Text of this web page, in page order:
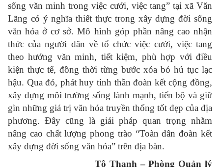
sống văn minh trong việc cưới, việc tang” tại xã Văn
Lãng có ý nghĩa thiết thực trong xây dựng đời sống
văn hóa ở cơ sở. Mô hình góp phần nâng cao nhận
thức của người dân về tổ chức việc cưới, việc tang
theo hướng văn minh, tiết kiệm, phù hợp với điều
kiện thực tế, đồng thời từng bước xóa bỏ hủ tục lạc
hậu. Qua đó, phát huy tinh thần đoàn kết cộng đồng,
xây dựng môi trường sống lành mạnh, tiến bộ và giữ
gìn những giá trị văn hóa truyền thống tốt đẹp của địa
phương. Đây cũng là giải pháp quan trọng nhằm
nâng cao chất lượng phong trào “Toàn dân đoàn kết
xây dựng đời sống văn hóa” trên địa bàn.
Tô Thanh – Phòng Quản lý